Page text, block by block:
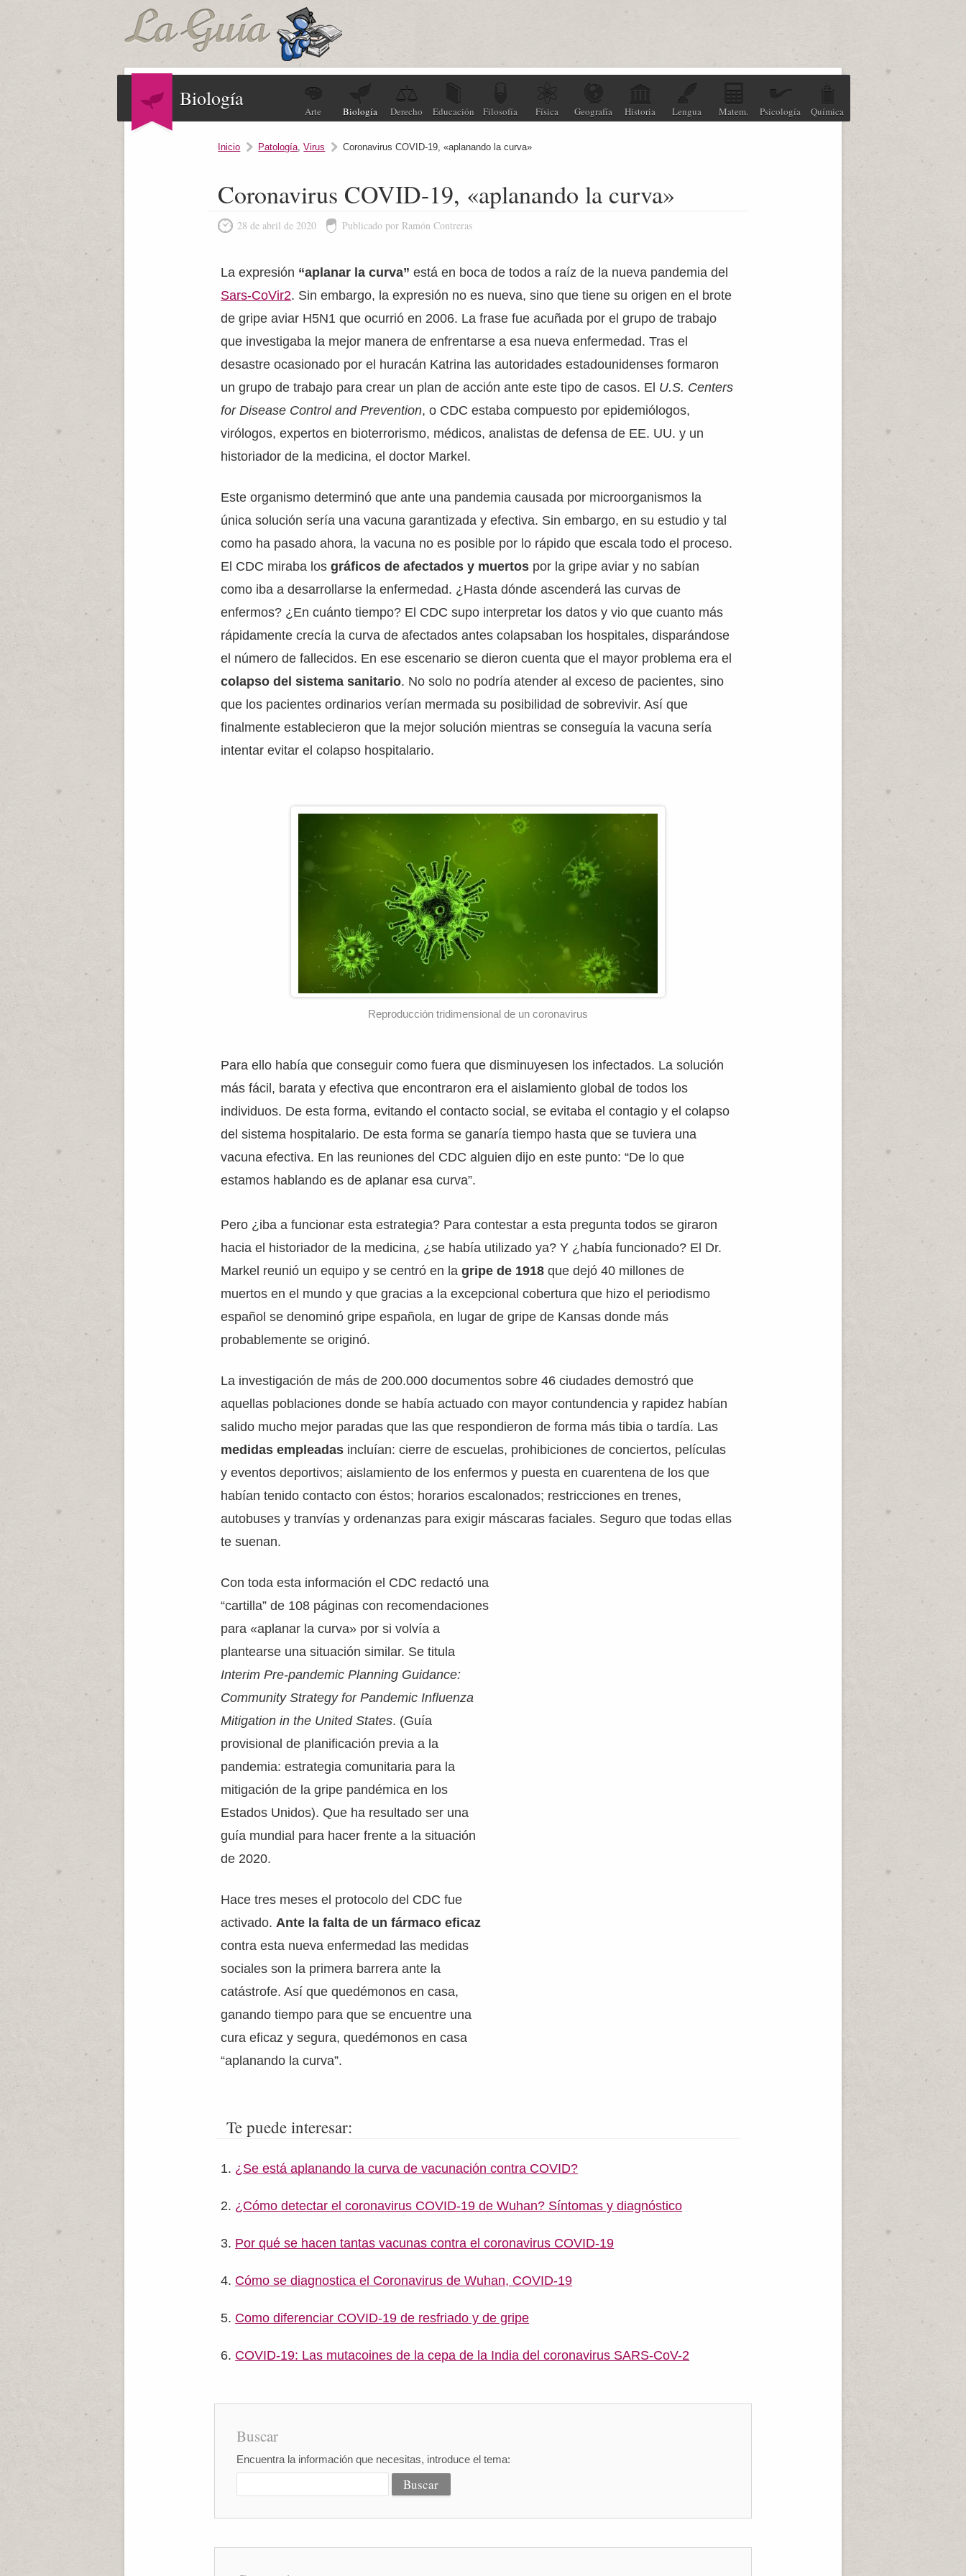
Biología
Arte Biología Derecho Educación Filosofía Física Geografía Historia Lengua Matem. Psicología Química
Inicio Patología,Virus Coronavirus COVID-19, «aplanando la curva»
Coronavirus COVID-19, «aplanando la curva»
28 de abril de 2020 Publicado por Ramón Contreras
La expresión “aplanar la curva” está en boca de todos a raíz de la nueva pandemia del
Sars-CoVir2. Sin embargo, la expresión no es nueva, sino que tiene su origen en el brote
de gripe aviar H5N1 que ocurrió en 2006. La frase fue acuñada por el grupo de trabajo
que investigaba la mejor manera de enfrentarse a esa nueva enfermedad. Tras el
desastre ocasionado por el huracán Katrina las autoridades estadounidenses formaron
un grupo de trabajo para crear un plan de acción ante este tipo de casos. El U.S. Centers
for Disease Control and Prevention, o CDC estaba compuesto por epidemiólogos,
virólogos, expertos en bioterrorismo, médicos, analistas de defensa de EE. UU. y un
historiador de la medicina, el doctor Markel.
Este organismo determinó que ante una pandemia causada por microorganismos la
única solución sería una vacuna garantizada y efectiva. Sin embargo, en su estudio y tal
como ha pasado ahora, la vacuna no es posible por lo rápido que escala todo el proceso.
El CDC miraba losgráficos de afectados y muertos por la gripe aviar y no sabían
como iba a desarrollarse la enfermedad. ¿Hasta dónde ascenderá las curvas de
enfermos? ¿En cuánto tiempo? El CDC supo interpretar los datos y vio que cuanto más
rápidamente crecía la curva de afectados antes colapsaban los hospitales, disparándose
el número de fallecidos. En ese escenario se dieron cuenta que el mayor problema era el
colapso del sistema sanitario. No solo no podría atender al exceso de pacientes, sino
que los pacientes ordinarios verían mermada su posibilidad de sobrevivir. Así que
finalmente establecieron que la mejor solución mientras se conseguía la vacuna sería
intentar evitar el colapso hospitalario.
Reproducción tridimensional de un coronavirus
Para ello había que conseguir como fuera que disminuyesen los infectados. La solución
más fácil, barata y efectiva que encontraron era el aislamiento global de todos los
individuos. De esta forma, evitando el contacto social, se evitaba el contagio y el colapso
del sistema hospitalario. De esta forma se ganaría tiempo hasta que se tuviera una
vacuna efectiva. En las reuniones del CDC alguien dijo en este punto: “De lo que
estamos hablando es de aplanar esa curva”.
Pero ¿iba a funcionar esta estrategia? Para contestar a esta pregunta todos se giraron
hacia el historiador de la medicina, ¿se había utilizado ya? Y ¿había funcionado? El Dr.
Markel reunió un equipo y se centró en lagripe de 1918que dejó 40 millones de
muertos en el mundo y que gracias a la excepcional cobertura que hizo el periodismo
español se denominó gripe española, en lugar de gripe de Kansas donde más
probablemente se originó.
La investigación de más de 200.000 documentos sobre 46 ciudades demostró que
aquellas poblaciones donde se había actuado con mayor contundencia y rapidez habían
salido mucho mejor paradas que las que respondieron de forma más tibia o tardía. Las
medidas empleadas incluían: cierre de escuelas, prohibiciones de conciertos, películas
y eventos deportivos; aislamiento de los enfermos y puesta en cuarentena de los que
habían tenido contacto con éstos; horarios escalonados; restricciones en trenes,
autobuses y tranvías y ordenanzas para exigir máscaras faciales. Seguro que todas ellas
te suenan.
Con toda esta información el CDC redactó una
“cartilla” de 108 páginas con recomendaciones
para «aplanar la curva» por si volvía a
plantearse una situación similar. Se titula
Interim Pre-pandemic Planning Guidance:
Community Strategy for Pandemic Influenza
Mitigation in the United States. (Guía
provisional de planificación previa a la
pandemia: estrategia comunitaria para la
mitigación de la gripe pandémica en los
Estados Unidos). Que ha resultado ser una
guía mundial para hacer frente a la situación
de 2020.
Hace tres meses el protocolo del CDC fue
activado.Ante la falta de un fármaco eficaz
contra esta nueva enfermedad las medidas
sociales son la primera barrera ante la
catástrofe. Así que quedémonos en casa,
ganando tiempo para que se encuentre una
cura eficaz y segura, quedémonos en casa
“aplanando la curva”.
Te puede interesar:
¿Se está aplanando la curva de vacunación contra COVID?
¿Cómo detectar el coronavirus COVID-19 de Wuhan? Síntomas y diagnóstico
Por qué se hacen tantas vacunas contra el coronavirus COVID-19
Cómo se diagnostica el Coronavirus de Wuhan, COVID-19
Como diferenciar COVID-19 de resfriado y de gripe
COVID-19: Las mutacoines de la cepa de la India del coronavirus SARS-CoV-2
Buscar
Encuentra la información que necesitas, introduce el tema: